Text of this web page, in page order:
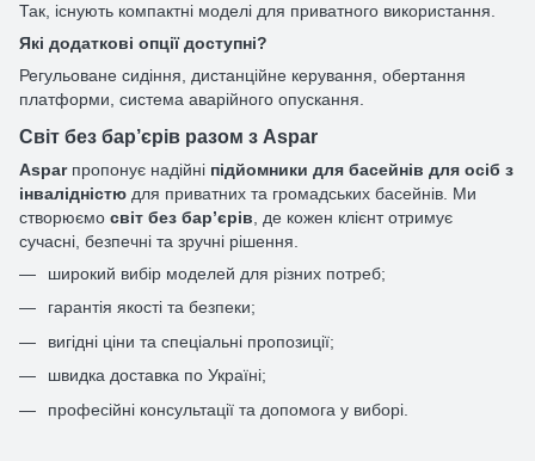
Так, існують компактні моделі для приватного використання.
Які додаткові опції доступні?
Регульоване сидіння, дистанційне керування, обертання
платформи, система аварійного опускання.
Світ без бар’єрів разом з Aspar
Asparпропонує надійні підйомники для басейнів для осіб з
інвалідністю для приватних та громадських басейнів. Ми
створюємо світ без бар’єрів , де кожен клієнт отримує
сучасні, безпечні та зручні рішення.
широкий вибір моделей для різних потреб;
гарантія якості та безпеки;
вигідні ціни та спеціальні пропозиції;
швидка доставка по Україні;
професійні консультації та допомога у виборі.